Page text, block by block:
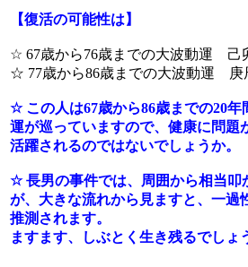
【復活の可能性は】
☆ 67歳から76歳までの大波動運
☆ 77歳から86歳までの大波動運
☆ この人は67歳から86歳までの20年
運が巡っていますので、健康に問題
活躍されるのではないでしょうか。
☆ 長男の事件では、周囲から相当叩
が、大きな流れから見ますと、一過
推測されます。
ますます、しぶとく生き残るでしょ